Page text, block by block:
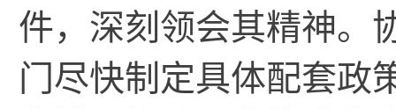
件，深刻领会其精神。
门尽快制定具体配套政